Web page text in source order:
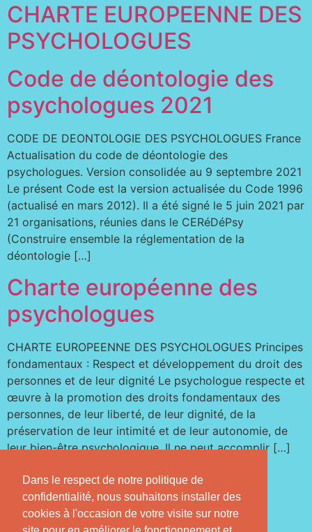
Dans le respect de notre politique de
confidentialité, nous souhaitons installer des
cookies à l'occasion de votre visite sur notre
CHARTE EUROPEENNE DES
PSYCHOLOGUES
Code de déontologie des
psychologues 2021
CODE DE DEONTOLOGIE DES PSYCHOLOGUES France
Actualisation du code de déontologie des
psychologues. Version consolidée au 9 septembre 2021
Le présent Code est la version actualisée du Code 1996
(actualisé en mars 2012). Il a été signé le 5 juin 2021 par
21 organisations, réunies dans le CERéDéPsy
(Construire ensemble la réglementation de la
déontologie […]
Charte européenne des
psychologues
CHARTE EUROPEENNE DES PSYCHOLOGUES Principes
fondamentaux : Respect et développement du droit des
personnes et de leur dignité Le psychologue respecte et
œuvre à la promotion des droits fondamentaux des
personnes, de leur liberté, de leur dignité, de la
préservation de leur intimité et de leur autonomie, de
leur bien-être psychologique. Il ne peut accomplir […]